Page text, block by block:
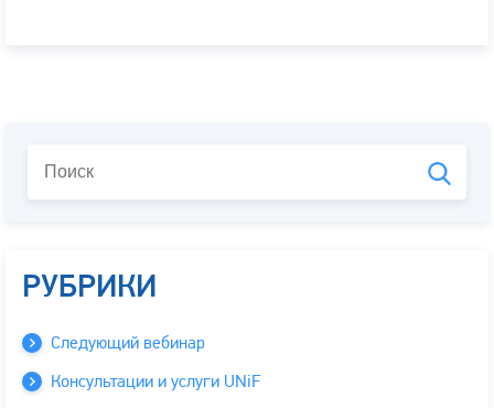
РУБРИКИ
Следующий вебинар
Консультации и услуги UNiF